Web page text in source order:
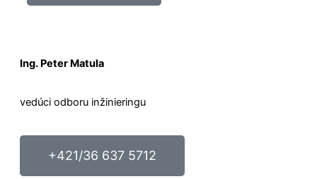
Ing. Peter Matula
vedúci odboru inžinieringu
+421/36 637 5712